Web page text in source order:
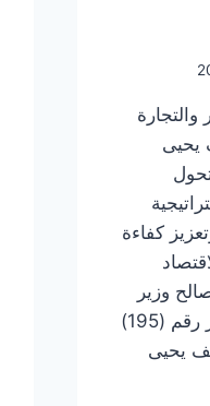
يحيى
كفاءة
وزير
الاستثمار والتجارة الخارجية، القرار رقم (195)
يحيى